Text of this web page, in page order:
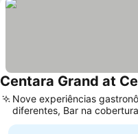
Centara Grand at
Nove experiências
diferentes, Bar na
panorâmicas da cidade